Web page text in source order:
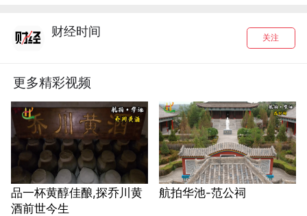
财经时间 关注
更多精彩视频
品一杯黄醇佳酿,探乔川黄
酒前世今生
航拍华池-范公祠